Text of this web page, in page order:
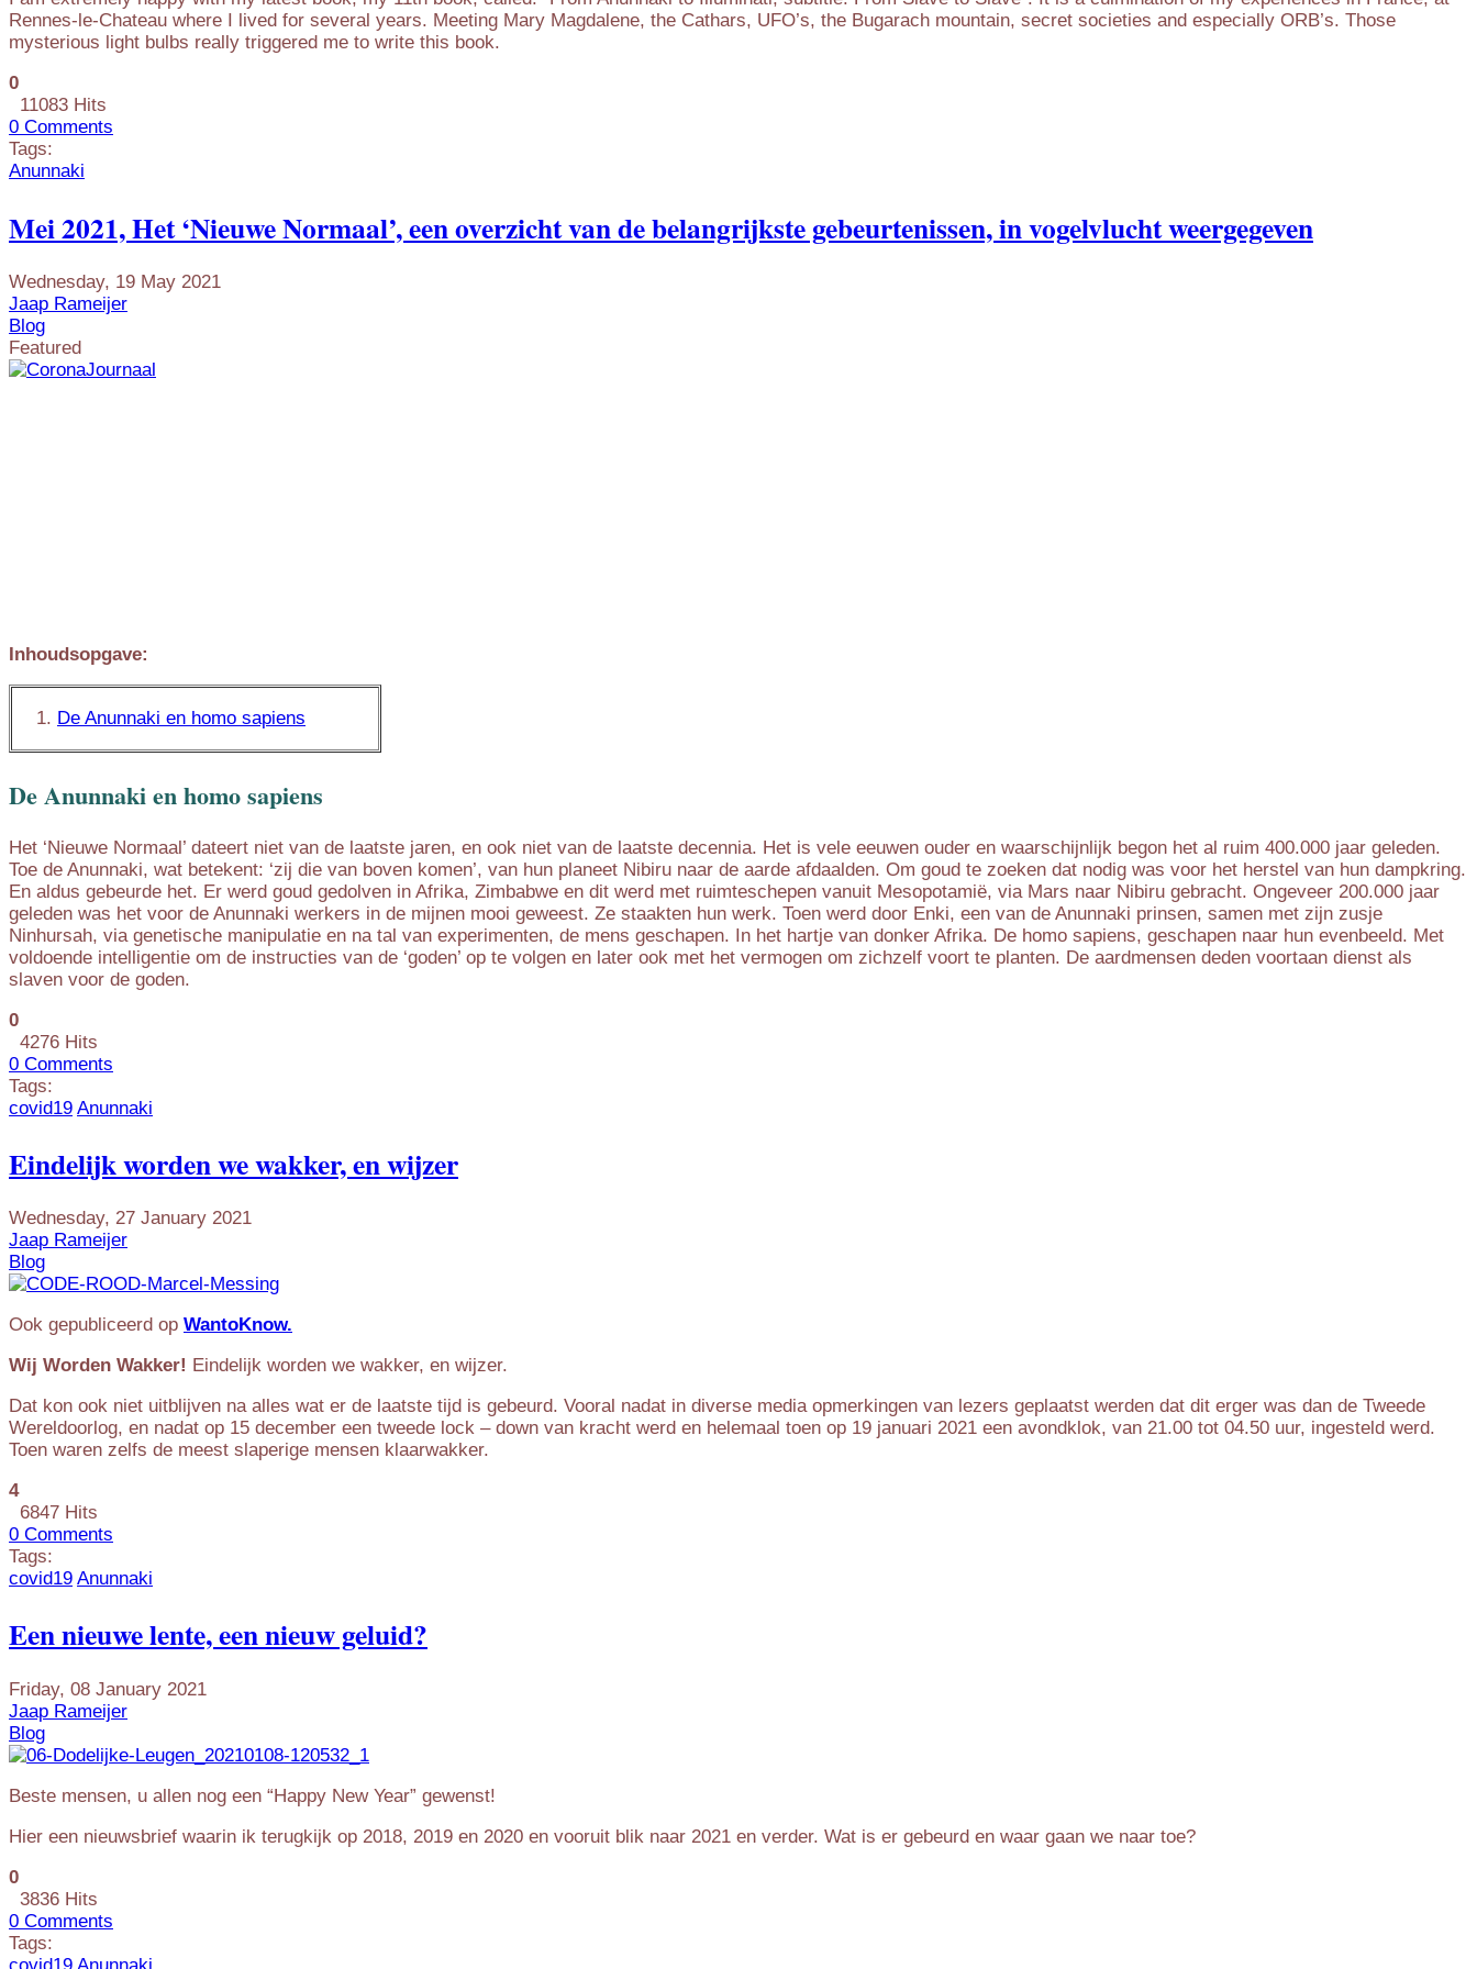
Rennes-le-Chateau where I lived for several years. Meeting Mary Magdalene, the Cathars, UFO’s, the Bugarach mountain, secret societies and especially ORB’s. Those
mysterious light bulbs really triggered me to write this book.
0
11083 Hits
0 Comments
Tags:
Anunnaki
Mei 2021, Het ‘Nieuwe Normaal’, een overzicht van de belangrijkste gebeurtenissen, in vogelvlucht weergegeven
Wednesday, 19 May 2021
Jaap Rameijer
Blog
Featured
Inhoudsopgave:
De Anunnaki en homo sapiens
De Anunnaki en homo sapiens
Het ‘Nieuwe Normaal’ dateert niet van de laatste jaren, en ook niet van de laatste decennia. Het is vele eeuwen ouder en waarschijnlijk begon het al ruim 400.000 jaar geleden.
Toe de Anunnaki, wat betekent: ‘zij die van boven komen’, van hun planeet Nibiru naar de aarde afdaalden. Om goud te zoeken dat nodig was voor het herstel van hun dampkring.
En aldus gebeurde het. Er werd goud gedolven in Afrika, Zimbabwe en dit werd met ruimteschepen vanuit Mesopotamië, via Mars naar Nibiru gebracht. Ongeveer 200.000 jaar
geleden was het voor de Anunnaki werkers in de mijnen mooi geweest. Ze staakten hun werk. Toen werd door Enki, een van de Anunnaki prinsen, samen met zijn zusje
Ninhursah, via genetische manipulatie en na tal van experimenten, de mens geschapen. In het hartje van donker Afrika. De homo sapiens, geschapen naar hun evenbeeld. Met
voldoende intelligentie om de instructies van de ‘goden’ op te volgen en later ook met het vermogen om zichzelf voort te planten. De aardmensen deden voortaan dienst als
slaven voor de goden.
0
4276 Hits
0 Comments
Tags:
covid19 Anunnaki
Eindelijk worden we wakker, en wijzer
Wednesday, 27 January 2021
Jaap Rameijer
Blog
Ook gepubliceerd op WantoKnow.
Wij Worden Wakker! Eindelijk worden we wakker, en wijzer.
Dat kon ook niet uitblijven na alles wat er de laatste tijd is gebeurd. Vooral nadat in diverse media opmerkingen van lezers geplaatst werden dat dit erger was dan de Tweede
Wereldoorlog, en nadat op 15 december een tweede lock – down van kracht werd en helemaal toen op 19 januari 2021 een avondklok, van 21.00 tot 04.50 uur, ingesteld werd.
Toen waren zelfs de meest slaperige mensen klaarwakker.
4
6847 Hits
0 Comments
Tags:
covid19 Anunnaki
Een nieuwe lente, een nieuw geluid?
Friday, 08 January 2021
Jaap Rameijer
Blog
Beste mensen, u allen nog een “Happy New Year” gewenst!
Hier een nieuwsbrief waarin ik terugkijk op 2018, 2019 en 2020 en vooruit blik naar 2021 en verder. Wat is er gebeurd en waar gaan we naar toe?
0
3836 Hits
0 Comments
Tags:
covid19 Anunnaki